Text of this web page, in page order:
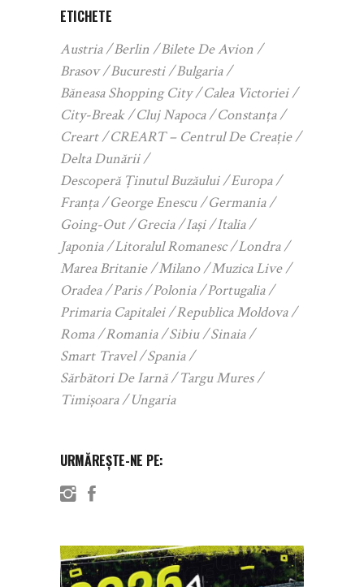
ETICHETE
Austria Berlin
Bilete De Avion
Brasov
Bucuresti
Bulgaria
Băneasa Shopping City
Calea Victoriei
City-Break
Cluj Napoca
Constanța
Creart
CREART – Centrul De Creație
Delta Dunării
Descoperă Ținutul Buzăului
Europa
Franța
George Enescu
Germania
Going-Out
Grecia Iași
Italia
Japonia
Litoralul Romanesc
Londra
Marea Britanie
Milano
Muzica Live
Oradea
Paris Polonia
Portugalia
Primaria Capitalei
Republica Moldova
Roma
Romania Sibiu
Sinaia
Smart Travel
Spania
Sărbători De Iarnă
Targu Mures
Timișoara
Ungaria
URMĂREȘTE-NE PE: